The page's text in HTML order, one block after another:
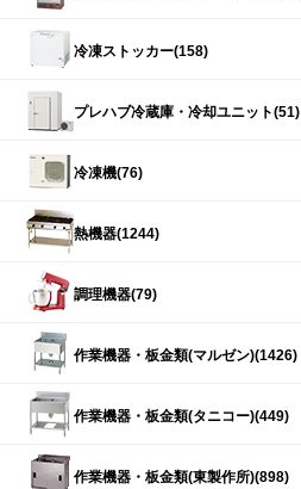
冷凍ストッカー(158)
プレハブ冷蔵庫・冷却ユニット(51)
冷凍機(76)
熱機器(1244)
調理機器(79)
作業機器・板金類(マルゼン)(1426)
作業機器・板金類(タニコー)(449)
作業機器・板金類(東製作所)(898)